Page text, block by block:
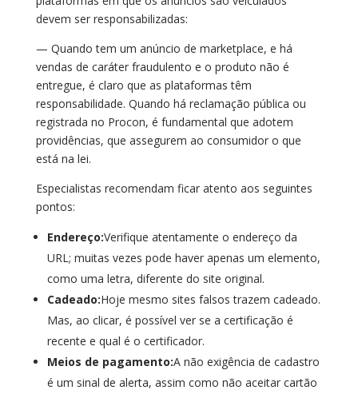
devem ser responsabilizadas:
— Quando tem um anúncio de marketplace, e há
vendas de caráter fraudulento e o produto não é
entregue, é claro que as plataformas têm
responsabilidade. Quando há reclamação pública ou
registrada no Procon, é fundamental que adotem
providências, que assegurem ao consumidor o que
está na lei.
Especialistas recomendam ficar atento aos seguintes
pontos:
Endereço:Verifique atentamente o endereço da
URL; muitas vezes pode haver apenas um elemento,
como uma letra, diferente do site original.
Cadeado:Hoje mesmo sites falsos trazem cadeado.
Mas, ao clicar, é possível ver se a certificação é
recente e qual é o certificador.
Meios de pagamento:A não exigência de cadastro
é um sinal de alerta, assim como não aceitar cartão